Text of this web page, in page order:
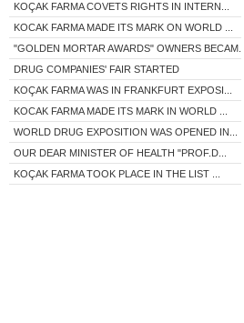
KOÇAK FARMA COVETS RIGHTS IN INTERN...
KOCAK FARMA MADE ITS MARK ON WORLD ...
"GOLDEN MORTAR AWARDS" OWNERS BECAM...
DRUG COMPANIES' FAIR STARTED
KOÇAK FARMA WAS IN FRANKFURT EXPOSI...
KOCAK FARMA MADE ITS MARK IN WORLD ...
WORLD DRUG EXPOSITION WAS OPENED IN...
OUR DEAR MINISTER OF HEALTH "PROF.D...
KOÇAK FARMA TOOK PLACE IN THE LIST ...